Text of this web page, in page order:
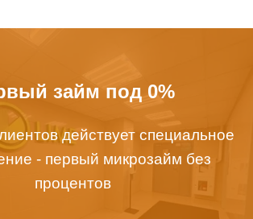
займ под 0%
действует специальное
- первый микрозайм без
процентов